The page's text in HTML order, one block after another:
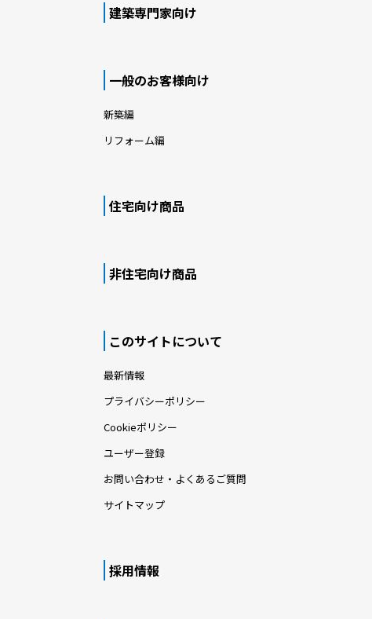
建築専門家向け
一般のお客様向け
新築編
リフォーム編
住宅向け商品
非住宅向け商品
このサイトについて
最新情報
プライバシーポリシー
Cookieポリシー
ユーザー登録
お問い合わせ・よくあるご質問
サイトマップ
採用情報